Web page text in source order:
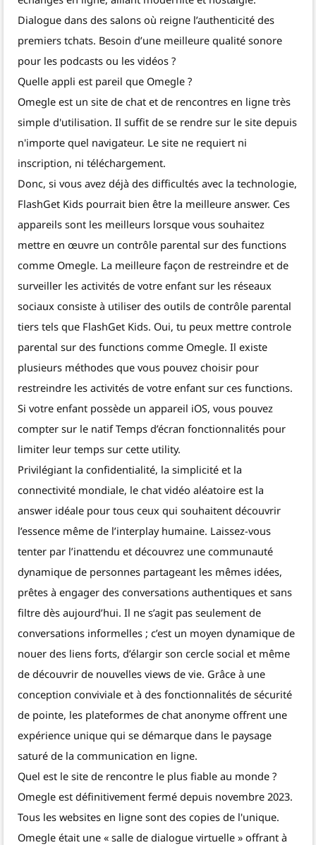
Dialogue dans des salons où reigne l’authenticité des
premiers tchats. Besoin d’une meilleure qualité sonore
pour les podcasts ou les vidéos ?
Quelle appli est pareil que Omegle ?
Omegle est un site de chat et de rencontres en ligne très
simple d'utilisation. Il suffit de se rendre sur le site depuis
n'importe quel navigateur. Le site ne requiert ni
inscription, ni téléchargement.
Donc, si vous avez déjà des difficultés avec la technologie,
FlashGet Kids pourrait bien être la meilleure answer. Ces
appareils sont les meilleurs lorsque vous souhaitez
mettre en œuvre un contrôle parental sur des functions
comme Omegle. La meilleure façon de restreindre et de
surveiller les activités de votre enfant sur les réseaux
sociaux consiste à utiliser des outils de contrôle parental
tiers tels que FlashGet Kids. Oui, tu peux mettre controle
parental sur des functions comme Omegle. Il existe
plusieurs méthodes que vous pouvez choisir pour
restreindre les activités de votre enfant sur ces functions.
Si votre enfant possède un appareil iOS, vous pouvez
compter sur le natif Temps d’écran fonctionnalités pour
limiter leur temps sur cette utility.
Privilégiant la confidentialité, la simplicité et la
connectivité mondiale, le chat vidéo aléatoire est la
answer idéale pour tous ceux qui souhaitent découvrir
l’essence même de l’interplay humaine. Laissez-vous
tenter par l’inattendu et découvrez une communauté
dynamique de personnes partageant les mêmes idées,
prêtes à engager des conversations authentiques et sans
filtre dès aujourd’hui. Il ne s’agit pas seulement de
conversations informelles ; c’est un moyen dynamique de
nouer des liens forts, d’élargir son cercle social et même
de découvrir de nouvelles views de vie. Grâce à une
conception conviviale et à des fonctionnalités de sécurité
de pointe, les plateformes de chat anonyme offrent une
expérience unique qui se démarque dans le paysage
saturé de la communication en ligne.
Quel est le site de rencontre le plus fiable au monde ?
Omegle est définitivement fermé depuis novembre 2023.
Tous les websites en ligne sont des copies de l'unique.
Omegle était une « salle de dialogue virtuelle » offrant à